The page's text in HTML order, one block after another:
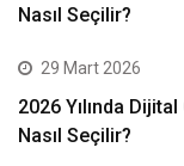
Nasıl Seçilir?
29 Mart 2026
2026 Yılında
Nasıl Seçilir?